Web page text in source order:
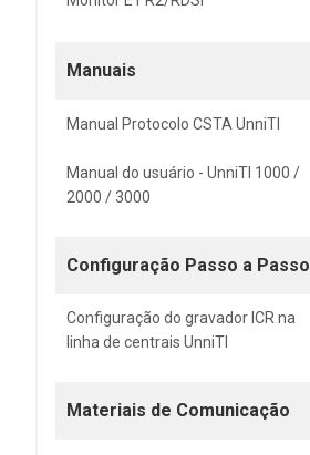
Manuais
Manual Protocolo CSTA UnniTI
Manual do usuário - UnniTI 1000 /
2000 / 3000
Configuração Passo a Passo
Configuração do gravador ICR na
linha de centrais UnniTI
Materiais de Comunicação